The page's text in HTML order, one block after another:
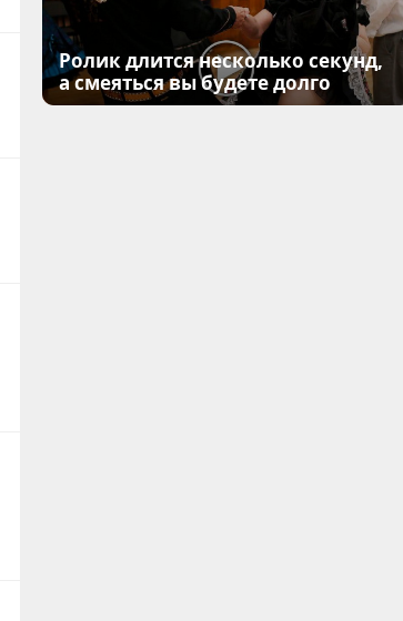
Ролик длится несколько секунд,
а смеяться вы будете долго